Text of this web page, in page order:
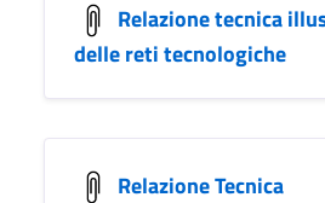
Relazione tecnica
delle reti tecnologiche
Relazione Tecnica